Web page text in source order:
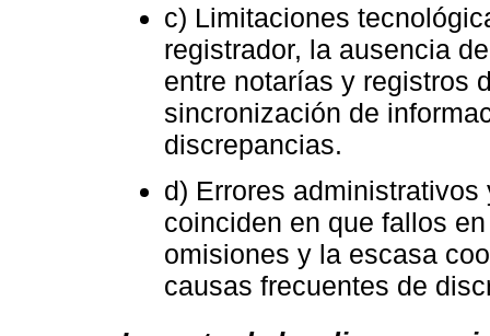
c) Limitaciones
registrador, la ausencia
entre notarías y registros
sincronización de
discrepancias.
d) Errores
coinciden en que fallos
omisiones y la escasa
causas frecuentes de